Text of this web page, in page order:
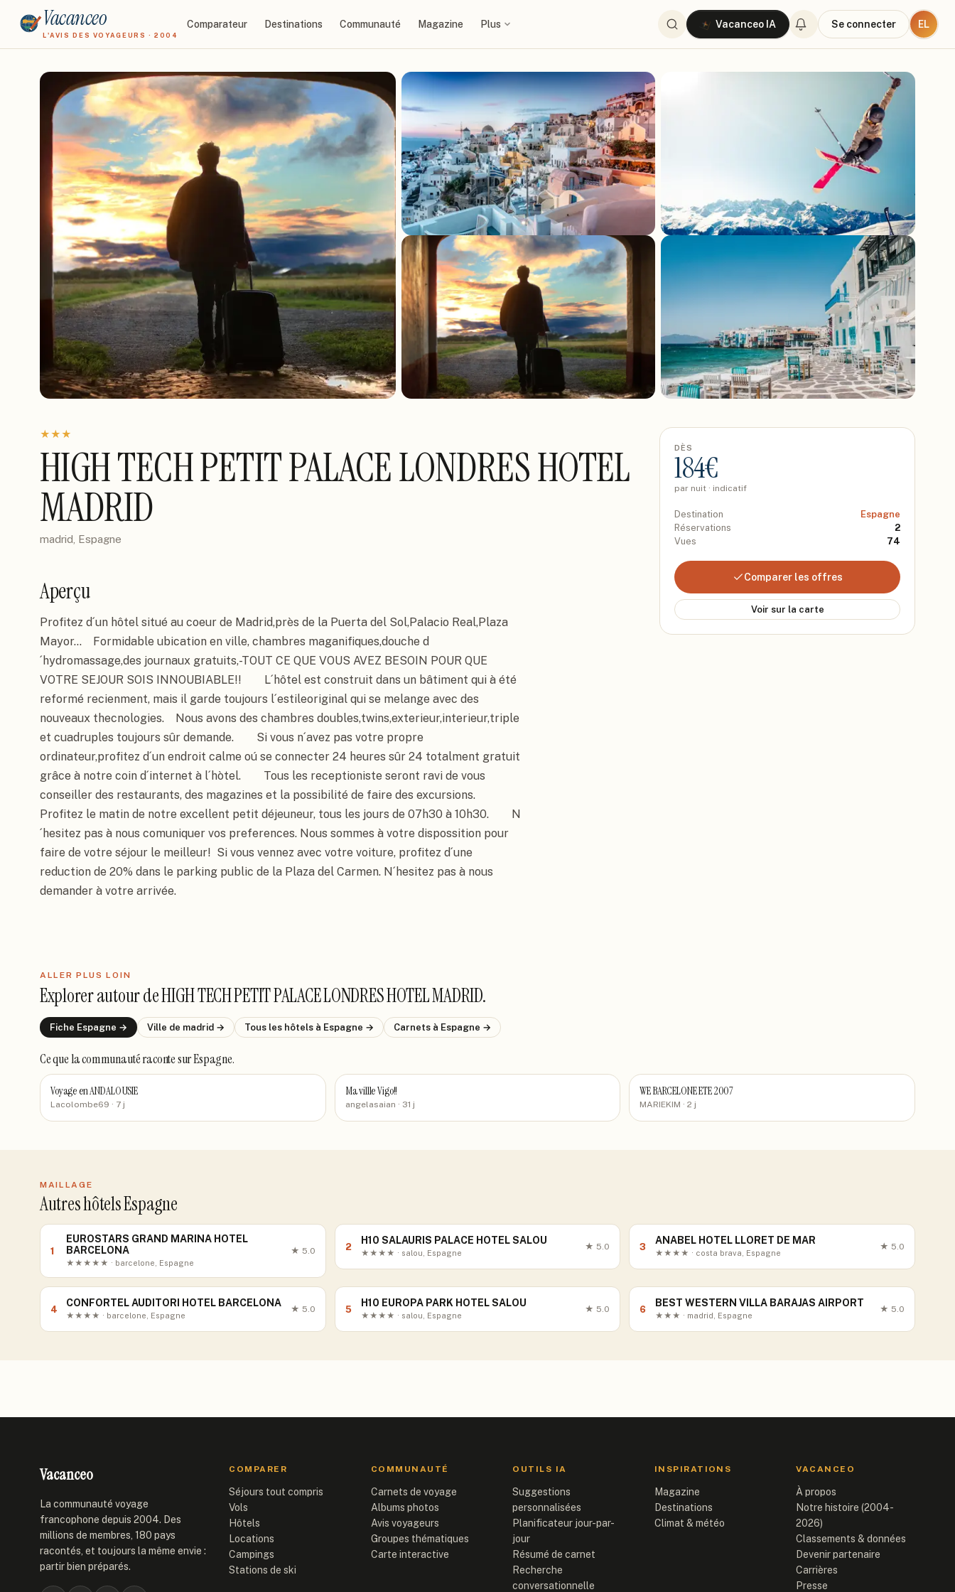
Vacanceo
L'AVIS DES VOYAGEURS · 2004
Comparateur Destinations Communauté Magazine Plus Vacanceo IA Se connecter EL
★★★
HIGH TECH PETIT PALACE LONDRES HOTEL
MADRID
madrid, Espagne
Aperçu
Profitez d´un hôtel situé au coeur de Madrid,près de la Puerta del Sol,Palacio Real,Plaza
Mayor...    Formidable ubication en ville, chambres maganifiques,douche d
´hydromassage,des journaux gratuits,-TOUT CE QUE VOUS AVEZ BESOIN POUR QUE
VOTRE SEJOUR SOIS INNOUBIABLE!!        L´hôtel est construit dans un bâtiment qui à été
reformé recienment, mais il garde toujours l´estileoriginal qui se melange avec des
nouveaux thecnologies.    Nous avons des chambres doubles,twins,exterieur,interieur,triple
et cuadruples toujours sûr demande.        Si vous n´avez pas votre propre
ordinateur,profitez d´un endroit calme oú se connecter 24 heures sûr 24 totalment gratuit
grâce à notre coin d´internet à l´hòtel.        Tous les receptioniste seront ravi de vous
conseiller des restaurants, des magazines et la possibilité de faire des excursions.
Profitez le matin de notre excellent petit déjeuneur, tous les jours de 07h30 à 10h30.        N
´hesitez pas à nous comuniquer vos preferences. Nous sommes à votre dispossition pour
faire de votre séjour le meilleur!  Si vous vennez avec votre voiture, profitez d´une
reduction de 20% dans le parking public de la Plaza del Carmen. N´hesitez pas à nous
demander à votre arrivée.
DÈS
184€
par nuit · indicatif
Destination
Espagne
Réservations
2
Vues
74
Comparer les offres
Voir sur la carte
ALLER PLUS LOIN
Explorer autour deHIGH TECH PETIT PALACE LONDRES HOTEL MADRID.
Fiche Espagne → Ville de madrid → Tous les hôtels à Espagne → Carnets à Espagne →
Ce que la communauté racontesur Espagne.
Voyage en ANDALOUSIE
Lacolombe69 · 7 j
Ma villle Vigo!!
angelasaian · 31 j
WE BARCELONE ETE 2007
MARIEKIM · 2 j
MAILLAGE
Autres hôtels Espagne
1
EUROSTARS GRAND MARINA HOTEL
BARCELONA
★★★★★ · barcelone, Espagne
★ 5.0 2
H10 SALAURIS PALACE HOTEL SALOU
★★★★ · salou, Espagne
★ 5.0 3
ANABEL HOTEL LLORET DE MAR
★★★★ · costa brava, Espagne
★ 5.0
4
CONFORTEL AUDITORI HOTEL BARCELONA
★★★★ · barcelone, Espagne
★ 5.0 5
H10 EUROPA PARK HOTEL SALOU
★★★★ · salou, Espagne
★ 5.0 6
BEST WESTERN VILLA BARAJAS AIRPORT
★★★ · madrid, Espagne
★ 5.0
Vacanceo
La communauté voyage
francophone depuis 2004. Des
millions de membres, 180 pays
racontés, et toujours la même envie :
partir bien préparés.
COMPARER
Séjours tout compris
Vols
Hôtels
Locations
Campings
Stations de ski
COMMUNAUTÉ
Carnets de voyage
Albums photos
Avis voyageurs
Groupes thématiques
Carte interactive
OUTILS IA
Suggestions
personnalisées
Planificateur jour-par-
jour
Résumé de carnet
Recherche
conversationnelle
INSPIRATIONS
Magazine
Destinations
Climat & météo
VACANCEO
À propos
Notre histoire (2004-
2026)
Classements & données
Devenir partenaire
Carrières
Presse